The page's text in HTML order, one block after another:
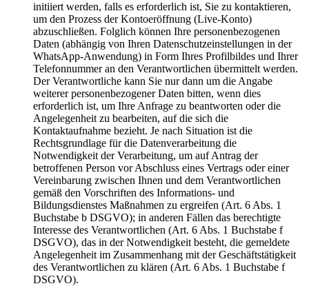
initiiert werden, falls es erforderlich ist, Sie zu kontaktieren,
um den Prozess der Kontoeröffnung (Live-Konto)
abzuschließen. Folglich können Ihre personenbezogenen
Daten (abhängig von Ihren Datenschutzeinstellungen in der
WhatsApp-Anwendung) in Form Ihres Profilbildes und Ihrer
Telefonnummer an den Verantwortlichen übermittelt werden.
Der Verantwortliche kann Sie nur dann um die Angabe
weiterer personenbezogener Daten bitten, wenn dies
erforderlich ist, um Ihre Anfrage zu beantworten oder die
Angelegenheit zu bearbeiten, auf die sich die
Kontaktaufnahme bezieht. Je nach Situation ist die
Rechtsgrundlage für die Datenverarbeitung die
Notwendigkeit der Verarbeitung, um auf Antrag der
betroffenen Person vor Abschluss eines Vertrags oder einer
Vereinbarung zwischen Ihnen und dem Verantwortlichen
gemäß den Vorschriften des Informations- und
Bildungsdienstes Maßnahmen zu ergreifen (Art. 6 Abs. 1
Buchstabe b DSGVO); in anderen Fällen das berechtigte
Interesse des Verantwortlichen (Art. 6 Abs. 1 Buchstabe f
DSGVO), das in der Notwendigkeit besteht, die gemeldete
Angelegenheit im Zusammenhang mit der Geschäftstätigkeit
des Verantwortlichen zu klären (Art. 6 Abs. 1 Buchstabe f
DSGVO).